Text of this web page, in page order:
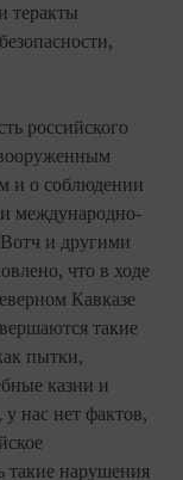
теракты
российского
и о соблюдении
и международно-
и другими
что в ходе
Кавказе
такие
пытки,
казни и
нас нет фактов,
такие нарушения